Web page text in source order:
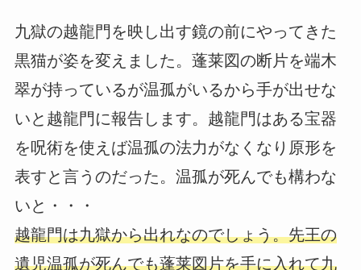
九獄の越龍門を映し出す鏡の前にやってきた
黒猫が姿を変えました。蓬莱図の断片を端木
翠が持っているが温孤がいるから手が出せな
いと越龍門に報告します。越龍門はある宝器
を呪術を使えば温孤の法力がなくなり原形を
表すと言うのだった。温孤が死んでも構わな
いと・・・
越龍門は九獄から出れなのでしょう。先王の
遺児温孤が死んでも蓬莱図片を手に入れて九